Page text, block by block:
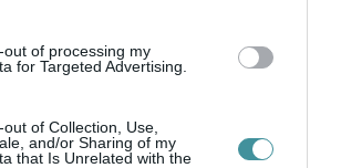
out of processing my
for Targeted Advertising.
of Collection, Use,
and/or Sharing of my
that Is Unrelated with the
BAKA ANDRÁST JELÖLI KÖZTÁRSASÁGI